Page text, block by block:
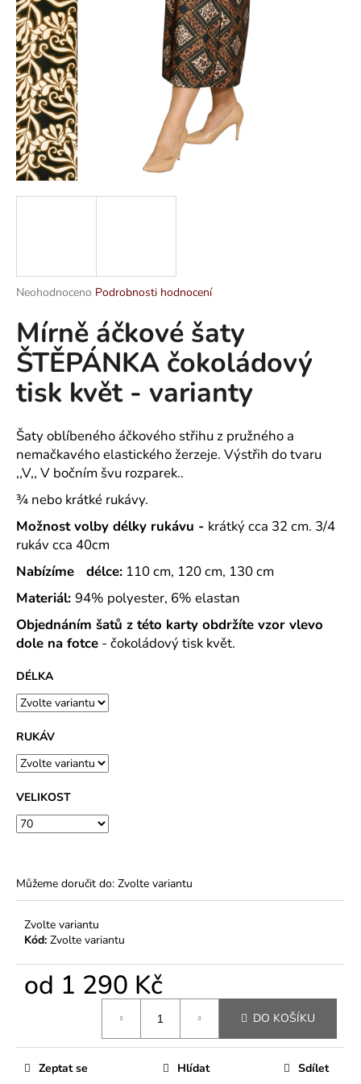
Průměrné
produktu
je
0,0
z
5
hvězdiček.
Neohodnoceno Podrobnosti hodnocení
Mírně áčkové šaty
ŠTĚPÁNKA čokoládový
tisk květ - varianty
Šaty oblíbeného áčkového střihu z pružného a
nemačkavého elastického žerzeje. Výstřih do tvaru
,,V,, V bočním švu rozparek..
¾ nebo krátké rukávy.
Možnost volby délky rukávu - krátký cca 32 cm. 3/4
rukáv cca 40cm
Nabízíme délce: 110 cm, 120 cm, 130 cm
Materiál: 94% polyester, 6% elastan
Objednáním šatů z této karty obdržíte vzor vlevo
dole na fotce - čokoládový tisk květ.
DÉLKA
RUKÁV
VELIKOST
Můžeme doručit do: Zvolte variantu
Zvolte variantu
Kód: Zvolte variantu
od 1 290 Kč
DO KOŠÍKU
Zeptat se Hlídat Sdílet
a
j
í
t
?
o
p
r
u
č
u
j
m
e
MAJKA
KŮŽE
-
JEDNODUCHÝ
KABÁTEK
1
290
Kč